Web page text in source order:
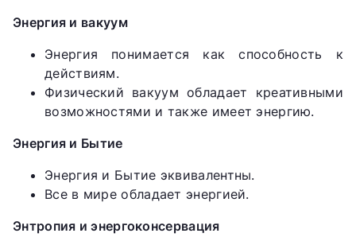
Энергия и вакуум
Энергия понимается как способность к
действиям.
Физический вакуум обладает креативными
возможностями и также имеет энергию.
Энергия и Бытие
Энергия и Бытие эквивалентны.
Все в мире обладает энергией.
Энтропия и энергоконсервация